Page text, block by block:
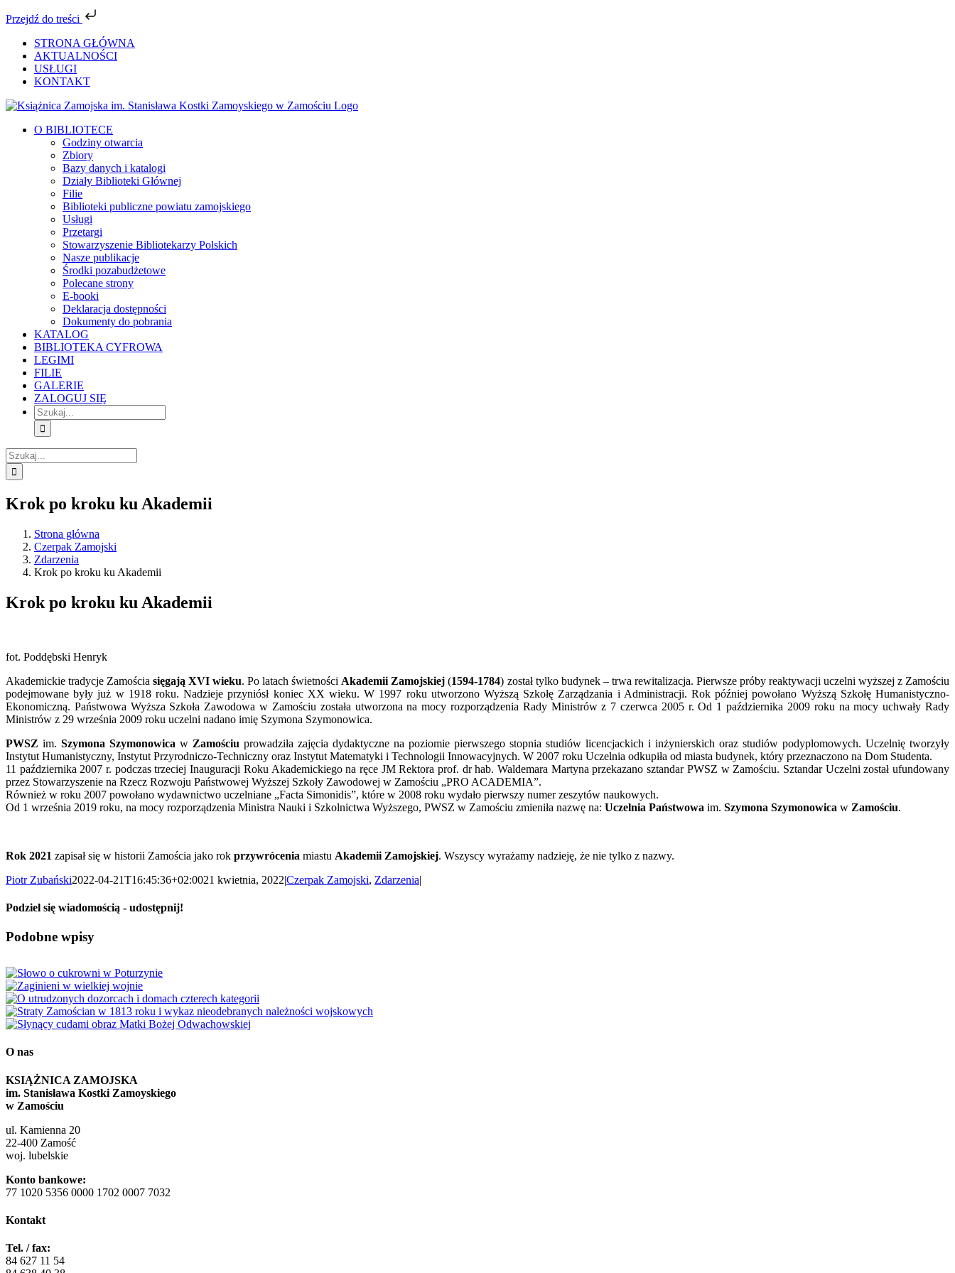
Przejdź do treści
zawartości
STRONA GŁÓWNA
AKTUALNOŚCI
USŁUGI
KONTAKT
Facebook
YouTube
Instagram
Tiktok
O BIBLIOTECE
Godziny otwarcia
Zbiory
Bazy danych i katalogi
Działy Biblioteki Głównej
Filie
Biblioteki publiczne powiatu zamojskiego
Usługi
Przetargi
Stowarzyszenie Bibliotekarzy Polskich
Nasze publikacje
Środki pozabudżetowe
Polecane strony
E-booki
Deklaracja dostępności
Dokumenty do pobrania
KATALOG
BIBLIOTEKA CYFROWA
LEGIMI
FILIE
GALERIE
ZALOGUJ SIĘ
Szukaj
Szukaj
Krok po kroku ku Akademii
Strona główna
Czerpak Zamojski
Zdarzenia
Krok po kroku ku Akademii
Krok po kroku ku Akademii
fot. Poddębski Henryk
Akademickie tradycje Zamościasięgają XVI wieku. Po latach świetności Akademii Zamojskiej (1594-1784) został tylko budynek – trwa rewitalizacja. Pierwsze próby reaktywacji uczelni wyższej z Zamościu
podejmowane były już w 1918 roku. Nadzieje przyniósł koniec XX wieku. W 1997 roku utworzono Wyższą Szkołę Zarządzania i Administracji. Rok później powołano Wyższą Szkołę Humanistyczno-
Ekonomiczną. Państwowa Wyższa Szkoła Zawodowa w Zamościu została utworzona na mocy rozporządzenia Rady Ministrów z 7 czerwca 2005 r. Od 1 października 2009 roku na mocy uchwały Rady
Ministrów z 29 września 2009 roku uczelni nadano imię Szymona Szymonowica.
PWSZ im. Szymona Szymonowica w Zamościu prowadziła zajęcia dydaktyczne na poziomie pierwszego stopnia studiów licencjackich i inżynierskich oraz studiów podyplomowych. Uczelnię tworzyły
Instytut Humanistyczny, Instytut Przyrodniczo-Techniczny oraz Instytut Matematyki i Technologii Innowacyjnych. W 2007 roku Uczelnia odkupiła od miasta budynek, który przeznaczono na Dom Studenta.
11 października 2007 r. podczas trzeciej Inauguracji Roku Akademickiego na ręce JM Rektora prof. dr hab. Waldemara Martyna przekazano sztandar PWSZ w Zamościu. Sztandar Uczelni został ufundowany
przez Stowarzyszenie na Rzecz Rozwoju Państwowej Wyższej Szkoły Zawodowej w Zamościu „PRO ACADEMIA”.
Również w roku 2007 powołano wydawnictwo uczelniane „Facta Simonidis”, które w 2008 roku wydało pierwszy numer zeszytów naukowych.
Od 1 września 2019 roku, na mocy rozporządzenia Ministra Nauki i Szkolnictwa Wyższego, PWSZ w Zamościu zmieniła nazwę na: Uczelnia Państwowa im. Szymona Szymonowica w Zamościu.
Rok 2021 zapisał się w historii Zamościa jako rok przywrócenia miastu Akademii Zamojskiej. Wszyscy wyrażamy nadzieję, że nie tylko z nazwy.
Piotr Zubański2022-04-21T16:45:36+02:0021 kwietnia, 2022|Czerpak Zamojski, Zdarzenia|
Podziel się wiadomością - udostępnij!
Facebook
X
Reddit
LinkedIn
WhatsApp
Tumblr
Pinterest
Vk
Email
Podobne wpisy
O nas
KSIĄŻNICA ZAMOJSKA
im. Stanisława Kostki Zamoyskiego
w Zamościu
ul. Kamienna 20
22-400 Zamość
woj. lubelskie
Konto bankowe:
77 1020 5356 0000 1702 0007 7032
Kontakt
Tel. / fax:
84 627 11 54